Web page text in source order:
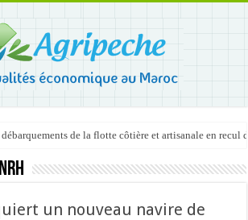
de la flotte côtière et artisanale en recul
un nouveau navire de